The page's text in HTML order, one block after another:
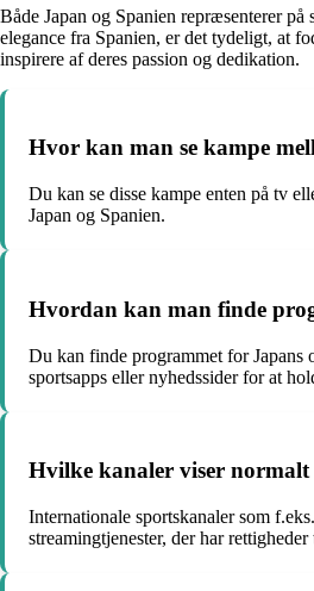
Både Japan og Spanien repræsenterer
elegance fra Spanien, er det tydeligt, at
inspirere af deres passion og dedikation.
Hvor kan man se kampe
Du kan se disse kampe enten på tv
Japan og Spanien.
Hvordan kan man finde
Du kan finde programmet for Japans
sportsapps eller nyhedssider for at
Hvilke kanaler viser normalt
Internationale sportskanaler som
streamingtjenester, der har